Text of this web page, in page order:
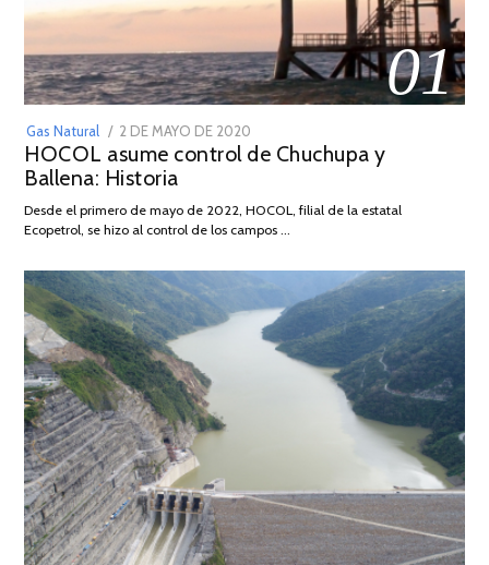
01
Gas Natural
POSTED
ON
2 DE MAYO DE 2020
DE
2026
HOCOL asume control de Chuchupa y
Ballena: Historia
Desde el primero de mayo de 2022, HOCOL, filial de la estatal
Ecopetrol, se hizo al control de los campos …